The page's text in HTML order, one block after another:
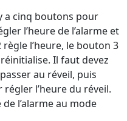
a cinq boutons pour
l’heure de l’alarme et
règle l’heure, le bouton 3
Il faut devez
au réveil, puis
l’heure du réveil.
l’alarme au mode